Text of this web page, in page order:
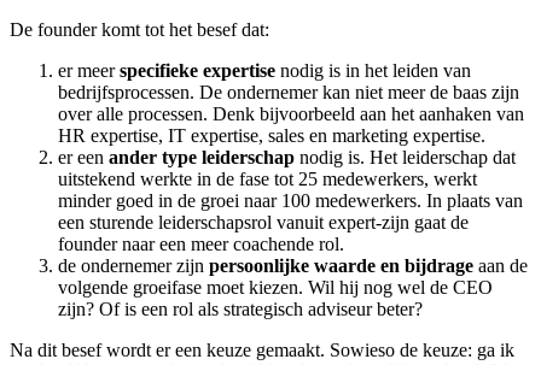
De founder komt tot het besef dat:
er meerspecifieke expertise nodig is in het leiden van
bedrijfsprocessen. De ondernemer kan niet meer de baas zijn
over alle processen. Denk bijvoorbeeld aan het aanhaken van
HR expertise, IT expertise, sales en marketing expertise.
er een ander type leiderschap nodig is. Het leiderschap dat
uitstekend werkte in de fase tot 25 medewerkers, werkt
minder goed in de groei naar 100 medewerkers. In plaats van
een sturende leiderschapsrol vanuit expert-zijn gaat de
founder naar een meer coachende rol.
de ondernemer zijn persoonlijke waarde en bijdrage aan de
volgende groeifase moet kiezen. Wil hij nog wel de CEO
zijn? Of is een rol als strategisch adviseur beter?
Na dit besef wordt er een keuze gemaakt. Sowieso de keuze: ga ik